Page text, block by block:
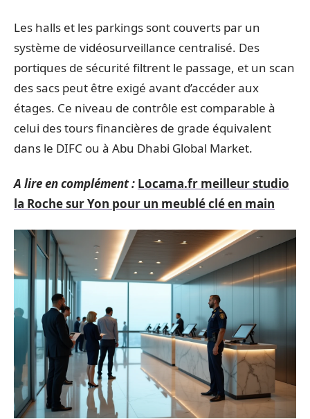
Les halls et les parkings sont couverts par un
système de vidéosurveillance centralisé. Des
portiques de sécurité filtrent le passage, et un scan
des sacs peut être exigé avant d’accéder aux
étages. Ce niveau de contrôle est comparable à
celui des tours financières de grade équivalent
dans le DIFC ou à Abu Dhabi Global Market.
A lire en complément : Locama.fr meilleur studio
la Roche sur Yon pour un meublé clé en main